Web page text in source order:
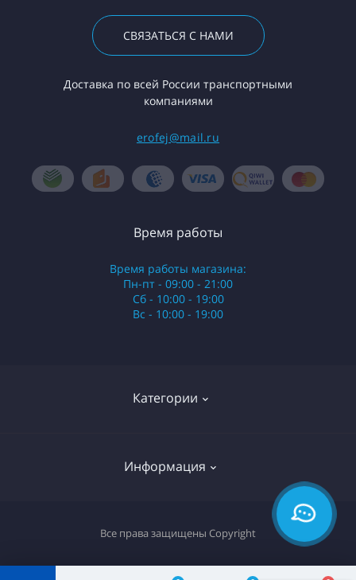
СВЯЗАТЬСЯ С НАМИ
Доставка по всей России транспортными
компаниями
erofej@mail.ru
Категории
Российские сигареты
Информация
Время работы
Время работы магазина:
Пн-пт - 09:00 - 21:00
Сб - 10:00 - 19:00
Вс - 10:00 - 19:00
Все права защищены Copyright